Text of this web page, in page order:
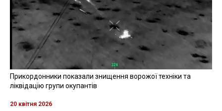
Прикордонники показали знищення ворожої техніки та
ліквідацію групи окупантів
20 квітня 2026